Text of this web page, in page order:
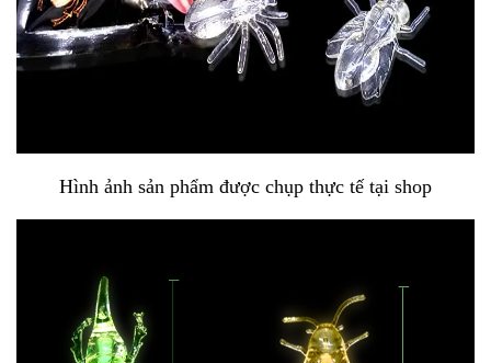
Hình ảnh sản phẩm được chụp thực tế tại shop